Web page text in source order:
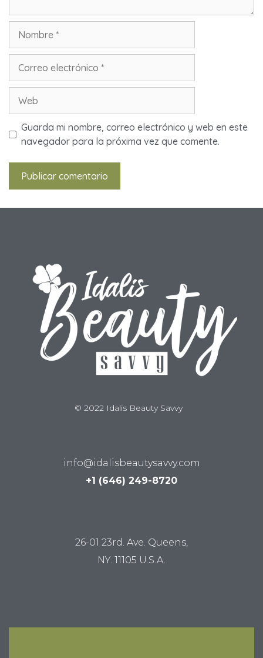
Guarda mi nombre, correo electrónico y web en este
navegador para la próxima vez que comente.
© 2022 Idalis Beauty Savvy
info@idalisbeautysavvy.com
+1 (646) 249-8720
26-01 23rd. Ave. Queens,
NY. 11105 U.S.A.